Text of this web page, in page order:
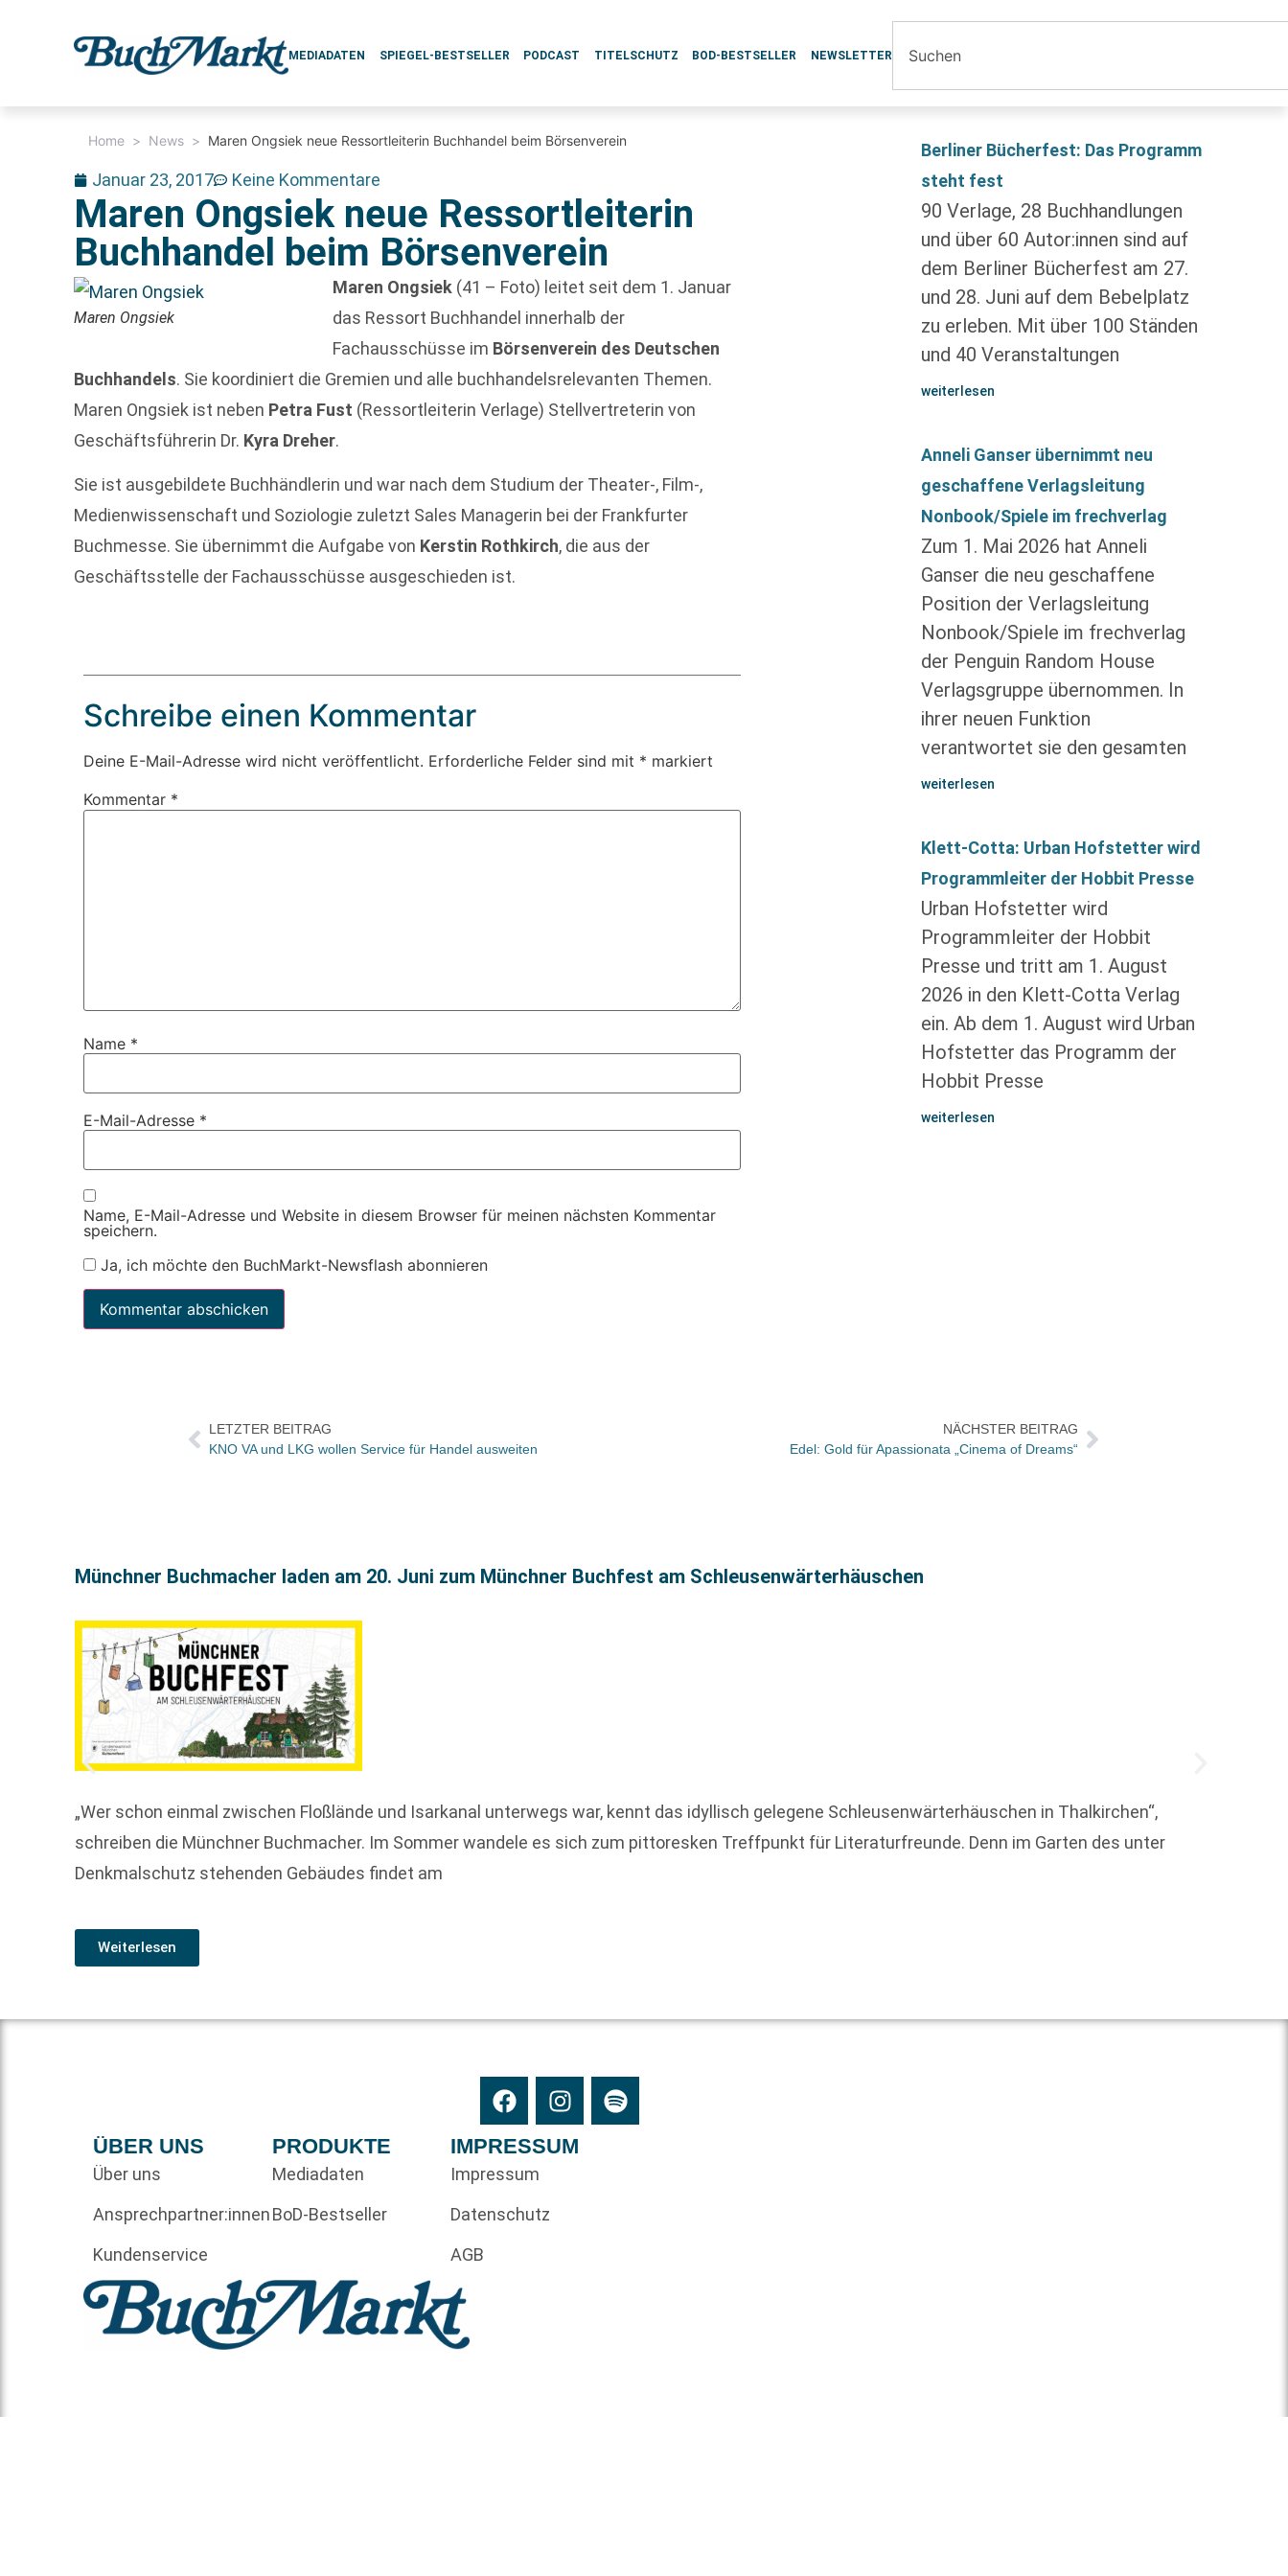
MEDIADATEN SPIEGEL-BESTSELLER PODCAST TITELSCHUTZ BOD-BESTSELLER NEWSLETTER
Home > News > Maren Ongsiek neue Ressortleiterin Buchhandel beim Börsenverein
Januar 23, 2017 Keine Kommentare
Maren Ongsiek neue Ressortleiterin
Buchhandel beim Börsenverein
Maren Ongsiek
Maren Ongsiek (41 – Foto) leitet seit dem 1. Januar
das Ressort Buchhandel innerhalb der
Fachausschüsse im Börsenverein des Deutschen
Buchhandels. Sie koordiniert die Gremien und alle buchhandelsrelevanten Themen.
Maren Ongsiek ist neben Petra Fust (Ressortleiterin Verlage) Stellvertreterin von
Geschäftsführerin Dr. Kyra Dreher.
Sie ist ausgebildete Buchhändlerin und war nach dem Studium der Theater-, Film-,
Medienwissenschaft und Soziologie zuletzt Sales Managerin bei der Frankfurter
Buchmesse. Sie übernimmt die Aufgabe von Kerstin Rothkirch, die aus der
Geschäftsstelle der Fachausschüsse ausgeschieden ist.
Schreibe einen Kommentar
Deine E-Mail-Adresse wird nicht veröffentlicht. Erforderliche Felder sind mit * markiert
Kommentar *
Name *
E-Mail-Adresse *
Name, E-Mail-Adresse und Website in diesem Browser für meinen nächsten Kommentar
speichern.
Ja, ich möchte den BuchMarkt-Newsflash abonnieren
Berliner Bücherfest: Das Programm
steht fest
90 Verlage, 28 Buchhandlungen
und über 60 Autor:innen sind auf
dem Berliner Bücherfest am 27.
und 28. Juni auf dem Bebelplatz
zu erleben. Mit über 100 Ständen
und 40 Veranstaltungen
weiterlesen
Anneli Ganser übernimmt neu
geschaffene Verlagsleitung
Nonbook/Spiele im frechverlag
Zum 1. Mai 2026 hat Anneli
Ganser die neu geschaffene
Position der Verlagsleitung
Nonbook/Spiele im frechverlag
der Penguin Random House
Verlagsgruppe übernommen. In
ihrer neuen Funktion
verantwortet sie den gesamten
weiterlesen
Klett-Cotta: Urban Hofstetter wird
Programmleiter der Hobbit Presse
Urban Hofstetter wird
Programmleiter der Hobbit
Presse und tritt am 1. August
2026 in den Klett-Cotta Verlag
ein. Ab dem 1. August wird Urban
Hofstetter das Programm der
Hobbit Presse
weiterlesen
LETZTER BEITRAG
KNO VA und LKG wollen Service für Handel ausweiten
NÄCHSTER BEITRAG
Edel: Gold für Apassionata „Cinema of Dreams“
Münchner Buchmacher laden am 20. Juni zum Münchner Buchfest am Schleusenwärterhäuschen
„Wer schon einmal zwischen Floßlände und Isarkanal unterwegs war, kennt das idyllisch gelegene Schleusenwärterhäuschen in Thalkirchen“,
schreiben die Münchner Buchmacher. Im Sommer wandele es sich zum pittoresken Treffpunkt für Literaturfreunde. Denn im Garten des unter
Denkmalschutz stehenden Gebäudes findet am
Weiterlesen
ÜBER UNS
Über uns
Ansprechpartner:innen
Kundenservice
PRODUKTE
Mediadaten
BoD-Bestseller
IMPRESSUM
Impressum
Datenschutz
AGB